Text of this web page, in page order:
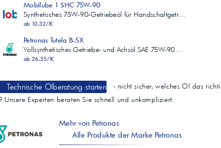
Mobilube 1 SHC 75W-90
Synthetisches 75W‑90‑Getriebeöl für Handschaltgetr…
ab 10,32/l€
Petronas Tutela B-5X
Vollsynthetisches Getriebe- und Achsöl SAE 75W-90…
ab 26,35/l€
Technische Ölberatung starten
- nicht sicher, welches Öl das
Unsere Experten beraten Sie schnell und unkompliziert.
Mehr von Petronas
Alle Produkte der Marke Petronas